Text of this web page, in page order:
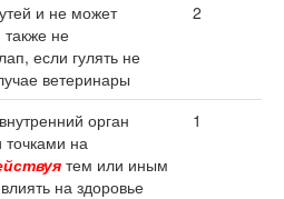
и не может
также не
если гулять не
ветеринары
2
орган
на
тем или иным
на здоровье
1